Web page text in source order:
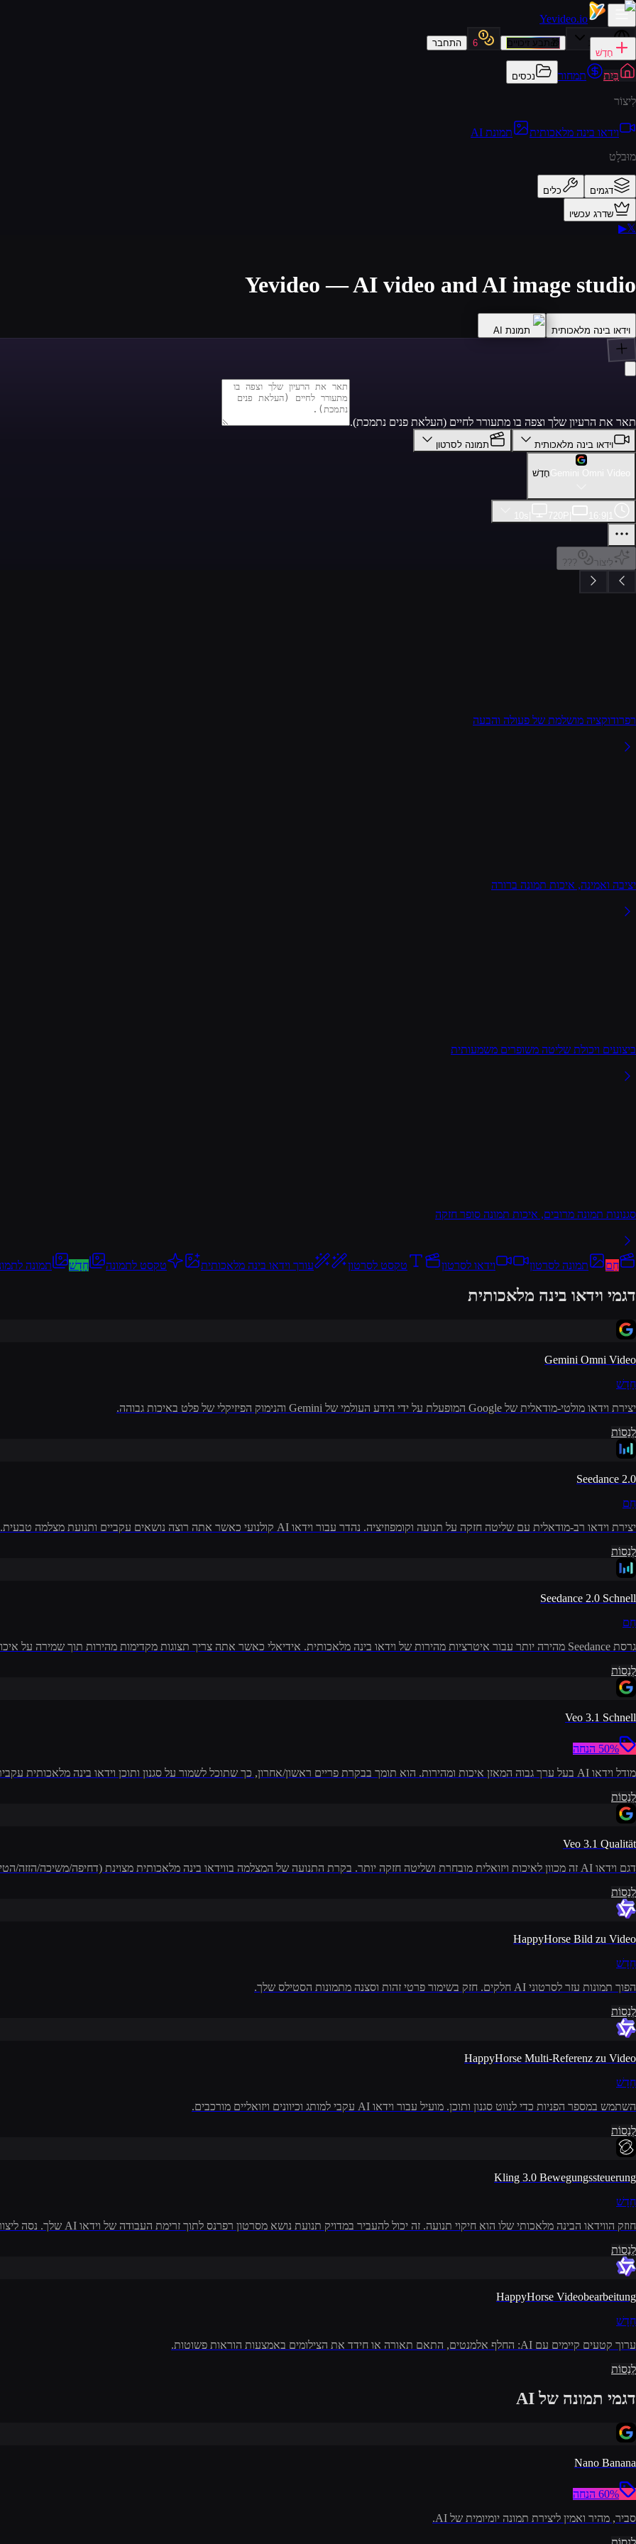
Yevideo.io
עברית 🎁תבע זיכויים 6
התחבר
חָדָשׁ
בַּיִת תמחור נכסים
לִיצוֹר
וידאו בינה מלאכותית
תמונת AI
מוּבלָט
דגמים כלים
שדרג עכשיו
𝕏
▶
Yevideo — AI video and AI image studio
וידאו בינה מלאכותית תמונת AI
תאר את הרעיון שלך וצפה בו מתעורר לחיים (העלאת פנים נתמכת).
וידאו בינה מלאכותית תמונה לסרטון
Gemini Omni Videoחָדָשׁ
10s 720P 16:9
לִיצוֹר ???
רפרודוקציה מושלמת של פעולה והבעה
יציבה ואמינה, איכות תמונה ברורה
ביצועים ויכולת שליטה משופרים משמעותית
סגנונות תמונה מרובים, איכות תמונה סופר חזקה
חַם תמונה לסרטון וידאו לסרטון טקסט לסרטון עורך וידאו בינה מלאכותית טקסט לתמונה חָדָשׁ תמונה
דגמי וידאו בינה מלאכותית
Gemini Omni Video
חָדָשׁ
יצירת וידאו מולטי-מודאלית של Google המופעלת על ידי הידע העולמי של Gemini והנימוק הפיזיקלי של פלט באיכות גבוהה.
לְנַסוֹת
Seedance 2.0
חַם
יצירת וידאו רב-מודאלית עם שליטה חזקה על תנועה וקומפוזיציה. נהדר עבור וידאו AI קולנועי כאשר אתה רוצה נושאים עקביים ותנועת מצלמה טבעית.
לְנַסוֹת
Seedance 2.0 Schnell
חַם
גרסת Seedance מהירה יותר עבור איטרציות מהירות של וידאו בינה מלאכותית. אידיאלי כאשר אתה צריך תצוגות מקדימות מהירות תוך שמירה על איכות מוצקה.
לְנַסוֹת
Veo 3.1 Schnell
50% הנחה
מודל וידאו AI בעל ערך גבוה המאזן איכות ומהירות. הוא תומך בבקרת פריים ראשון/אחרון, כך שתוכל לשמור על סגנון ותוכן וידאו בינה מלאכותית עקבית תוך יצירה מהירה.
לְנַסוֹת
Veo 3.1 Qualität
דגם וידאו AI זה מכוון לאיכות ויזואלית מובחרת ושליטה חזקה יותר. בקרת התנועה של המצלמה בווידאו בינה מלאכותית מצוינת (דחיפה/משיכה/הזזה/הטיה, זום היצ'קוק), עם עקביות אופי חזקה ואודיו מקורי.
לְנַסוֹת
HappyHorse Bild zu Video
חָדָשׁ
הפוך תמונות עזר לסרטוני AI חלקים. חזק בשימור פרטי זהות וסצנה מתמונות הסטילס שלך.
לְנַסוֹת
HappyHorse Multi-Referenz zu Video
חָדָשׁ
השתמש במספר הפניות כדי לנווט סגנון ותוכן. מועיל עבור וידאו AI עקבי למותג וכיוונים ויזואליים מורכבים.
לְנַסוֹת
Kling 3.0 Bewegungssteuerung
חָדָשׁ
חוזק הווידאו הבינה מלאכותי שלו הוא חיקוי תנועה. זה יכול להעביר במדויק תנועת נושא מסרטון רפרנס לתוך זרימת העבודה של וידאו AI שלך. נסה ליצור מחדש ריקוד ותופתע.
לְנַסוֹת
HappyHorse Videobearbeitung
חָדָשׁ
ערוך קטעים קיימים עם AI: החלף אלמנטים, התאם תאורה או חידד את הצילומים באמצעות הוראות פשוטות.
לְנַסוֹת
דגמי תמונה של AI
Nano Banana
60% הנחה
סביר, מהיר ואמין ליצירת תמונה יומיומית של AI.